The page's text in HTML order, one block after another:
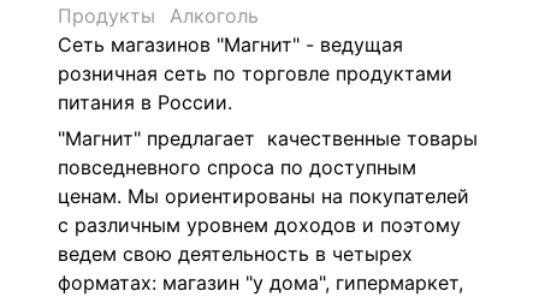
Продукты
Алкоголь
Сеть магазинов "Магнит" - ведущая
розничная сеть по торговле продуктами
питания в России.
"Магнит" предлагает качественные товары
повседневного спроса по доступным
ценам. Мы ориентированы на покупателей
с различным уровнем доходов и поэтому
ведем свою деятельность в четырех
форматах: магазин "у дома", гипермаркет,